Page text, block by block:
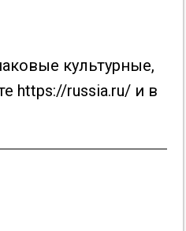
культурные,
https://russia.ru/ и в